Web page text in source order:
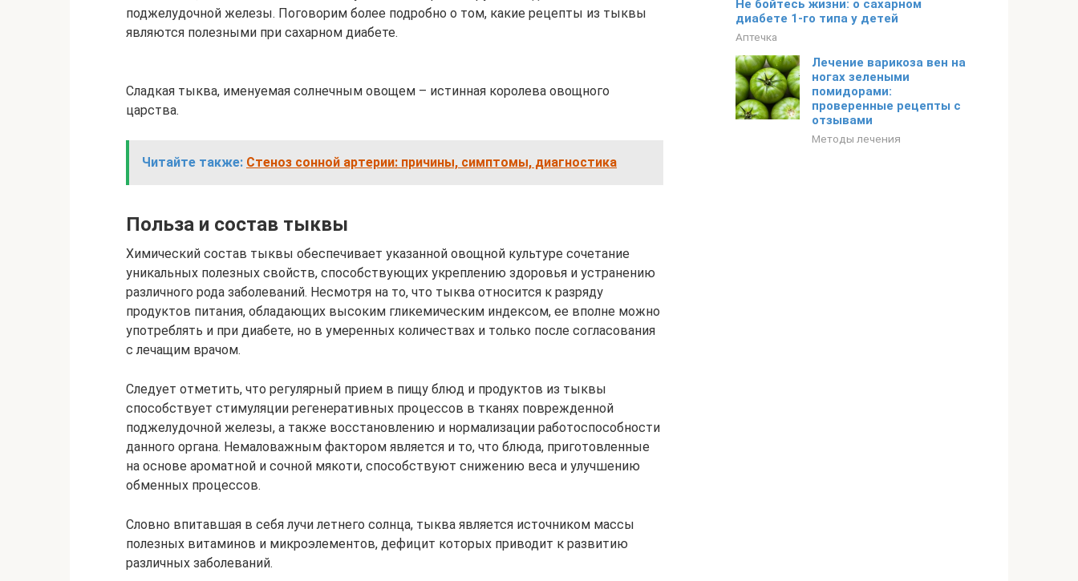
поджелудочной железы. Поговорим более подробно о том, какие рецепты из тыквы
являются полезными при сахарном диабете.
Сладкая тыква, именуемая солнечным овощем – истинная королева овощного
царства.
Читайте также: Стеноз сонной артерии: причины, симптомы, диагностика
Польза и состав тыквы
Химический состав тыквы обеспечивает указанной овощной культуре сочетание
уникальных полезных свойств, способствующих укреплению здоровья и устранению
различного рода заболеваний. Несмотря на то, что тыква относится к разряду
продуктов питания, обладающих высоким гликемическим индексом, ее вполне можно
употреблять и при диабете, но в умеренных количествах и только после согласования
с лечащим врачом.
Следует отметить, что регулярный прием в пищу блюд и продуктов из тыквы
способствует стимуляции регенеративных процессов в тканях поврежденной
поджелудочной железы, а также восстановлению и нормализации работоспособности
данного органа. Немаловажным фактором является и то, что блюда, приготовленные
на основе ароматной и сочной мякоти, способствуют снижению веса и улучшению
обменных процессов.
Словно впитавшая в себя лучи летнего солнца, тыква является источником массы
полезных витаминов и микроэлементов, дефицит которых приводит к развитию
различных заболеваний.
Не бойтесь жизни: о сахарном
диабете 1-го типа у детей
Аптечка
Лечение варикоза вен на
ногах зелеными
помидорами:
проверенные рецепты с
отзывами
Методы лечения